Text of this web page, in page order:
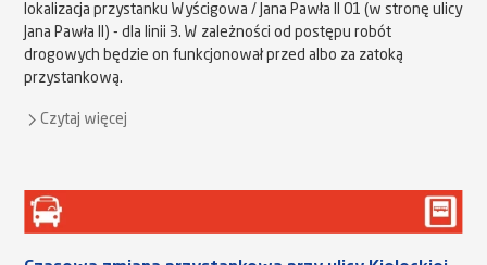
lokalizacja przystanku Wyścigowa / Jana Pawła II 01 (w stronę ulicy
Jana Pawła II) - dla linii 3. W zależności od postępu robót
drogowych będzie on funkcjonował przed albo za zatoką
przystankową.
Czytaj więcej